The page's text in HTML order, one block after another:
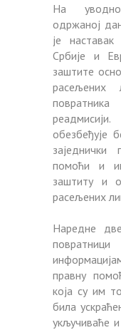
На
одржаној
је
Србије и
заштите
расељених
обезбеђује
заједнички
помоћи и
заштиту и
расељених
Наредне
правну
која су им
била
укључиваће